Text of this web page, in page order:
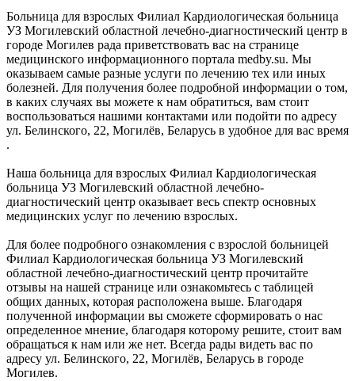
Больница для взрослых Филиал Кардиологическая больница
УЗ Могилевский областной лечебно-диагностический центр в
городе Могилев рада приветствовать вас на странице
медицинского информационного портала medby.su. Мы
оказываем самые разные услуги по лечению тех или иных
болезней. Для получения более подробной информации о том,
в каких случаях вы можете к нам обратиться, вам стоит
воспользоваться нашими контактами или подойти по адресу
ул. Белинского, 22, Могилёв, Беларусь в удобное для вас время
.
Наша больница для взрослых Филиал Кардиологическая
больница УЗ Могилевский областной лечебно-
диагностический центр оказывает весь спектр основных
медицинских услуг по лечению взрослых.
Для более подробного ознакомления с взрослой больницей
Филиал Кардиологическая больница УЗ Могилевский
областной лечебно-диагностический центр прочитайте
отзывы на нашей странице или ознакомьтесь с таблицей
общих данных, которая расположена выше. Благодаря
полученной информации вы сможете сформировать о нас
определенное мнение, благодаря которому решите, стоит вам
обращаться к нам или же нет. Всегда рады видеть вас по
адресу ул. Белинского, 22, Могилёв, Беларусь в городе
Могилев.